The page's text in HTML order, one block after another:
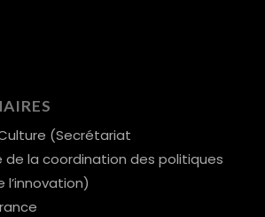
(Secrétariat
de la coordination des politiques